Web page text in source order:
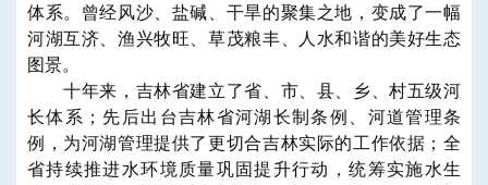
体系。曾经风沙、盐碱、干旱的聚集之地，变成了一幅
河湖互济、渔兴牧旺、草茂粮丰、人水和谐的美好生态
图景。
十年来，吉林省建立了省、市、县、乡、村五级河
长体系；先后出台吉林省河湖长制条例、河道管理条
例，为河湖管理提供了更切合吉林实际的工作依据；全
省持续推进水环境质量巩固提升行动，统筹实施水生